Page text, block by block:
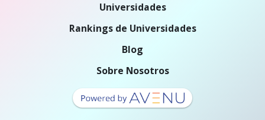
Universidades
Rankings de Universidades
Blog
Sobre Nosotros